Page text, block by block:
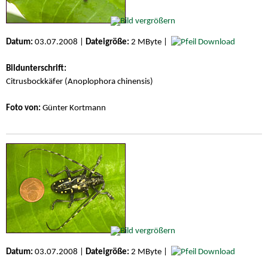
Datum: 03.07.2008 | Dateigröße: 2 MByte | Download
Bildunterschrift:
Citrusbockkäfer (Anoplophora chinensis)
Foto von: Günter Kortmann
Datum: 03.07.2008 | Dateigröße: 2 MByte | Download